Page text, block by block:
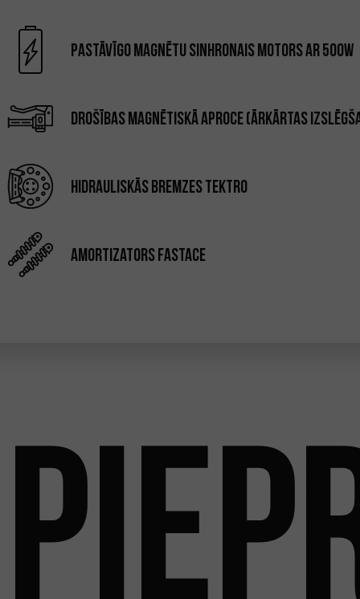
Pastāvīgo magnētu sinhronais motors ar 500W
Drošības magnētiskā aproce (ārkārtas
Hidrauliskās bremzes Tektro
Amortizators Fastace